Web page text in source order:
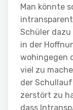
Man könnte
Schüler
in der
wohingegen
viel zu
der
zerstört zu
dass